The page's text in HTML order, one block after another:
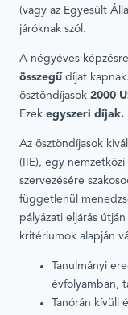
(vagy az Egyesült
járóknak szól.
A négyéves
összegű díjat
ösztöndíjasok 2000
Ezek egyszeri díjak.
Az ösztöndíjasok
(IIE), egy
szervezésére
függetlenül
pályázati eljárás
kritériumok alapján
Tanulmányi
évfolyamban,
Tanórán kívüli